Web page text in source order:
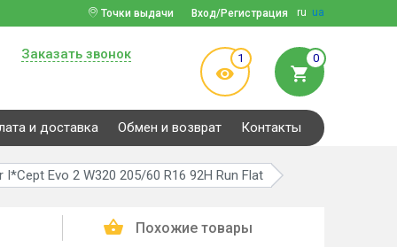
ru ua
Вход/Регистрация
Точки выдачи
Заказать звонок 1 0
и доставка Обмен и возврат Контакты
Evo 2 W320 205/60 R16 92H Run Flat
Похожие товары